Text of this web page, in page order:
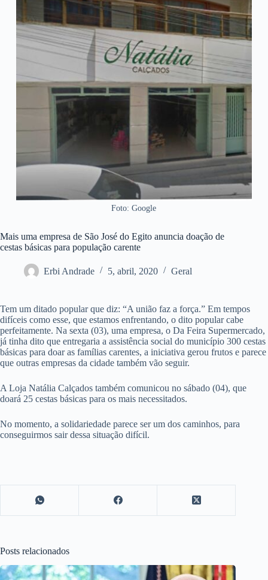
Foto: Google
Mais uma empresa de São José do Egito anuncia doação de
cestas básicas para população carente
Erbi Andrade 5, abril, 2020 Geral
Tem um ditado popular que diz: “A união faz a força.” Em tempos
difíceis como esse, que estamos enfrentando, o dito popular cabe
perfeitamente. Na sexta (03), uma empresa, o Da Feira Supermercado,
já tinha dito que entregaria a assistência social do município 300 cestas
básicas para doar as famílias carentes, a iniciativa gerou frutos e parece
que outras empresas da cidade também vão seguir.
A Loja Natália Calçados também comunicou no sábado (04), que
doará 25 cestas básicas para os mais necessitados.
No momento, a solidariedade parece ser um dos caminhos, para
conseguirmos sair dessa situação difícil.
Posts relacionados